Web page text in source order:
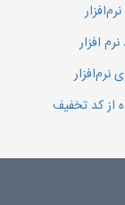
افزار
نرم‌افزار
از کد تخفیف